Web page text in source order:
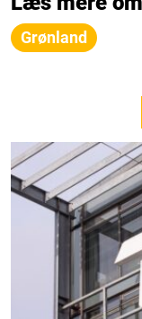
Grønland